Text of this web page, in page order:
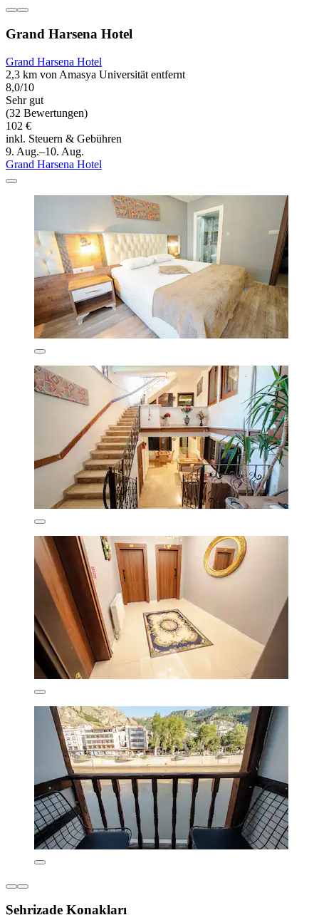
Grand Harsena Hotel
Grand Harsena Hotel
2,3 km von Amasya Universität entfernt
8,0/10
Sehr gut
(32 Bewertungen)
102 €
inkl. Steuern & Gebühren
9. Aug.–10. Aug.
Grand Harsena Hotel
Şehrizade Konakları